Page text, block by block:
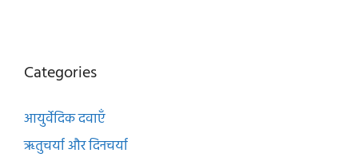
Categories
आयुर्वेदिक दवाएँ
ऋतुचर्या और दिनचर्या